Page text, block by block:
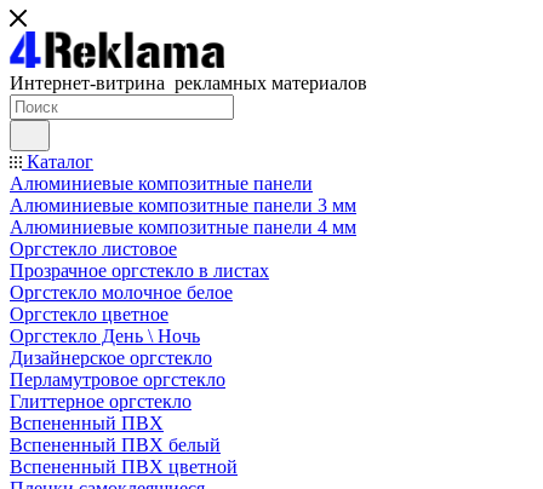
Интернет-витрина рекламных материалов
Каталог
Алюминиевые композитные панели
Алюминиевые композитные панели 3 мм
Алюминиевые композитные панели 4 мм
Оргстекло листовое
Прозрачное оргстекло в листах
Оргстекло молочное белое
Оргстекло цветное
Оргстекло День \ Ночь
Дизайнерское оргстекло
Перламутровое оргстекло
Глиттерное оргстекло
Вспененный ПВХ
Вспененный ПВХ белый
Вспененный ПВХ цветной